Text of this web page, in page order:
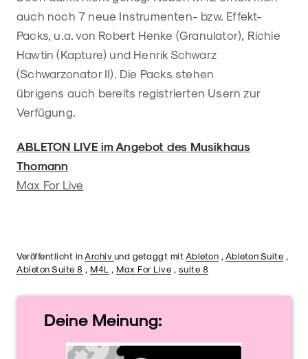
auch noch 7 neue Instrumenten- bzw. Effekt-
Packs, u.a. von Robert Henke (Granulator), Richie
Hawtin (Kapture) und Henrik Schwarz
(Schwarzonator II). Die Packs stehen
übrigens auch bereits registrierten Usern zur
Verfügung.
ABLETON LIVE im Angebot des Musikhaus
Thomann
Max For Live
Veröffentlicht in Archiv und getaggt mit Ableton , Ableton Suite ,
Ableton Suite 8 , M4L , Max For Live , suite 8
Deine Meinung: